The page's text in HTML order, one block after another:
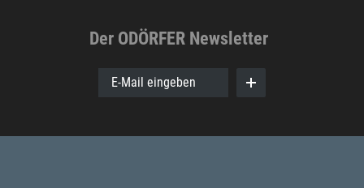
Der ODÖRFER Newsletter
E-Mail eingeben